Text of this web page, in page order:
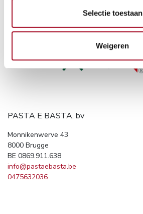
Selectie toestaan
Weigeren
PASTA E BASTA, bv
Monnikenwerve 43
8000 Brugge
BE 0869.911.638
info@pastaebasta.be
0475632036